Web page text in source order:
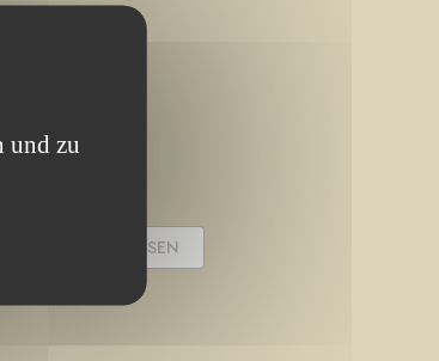
ABGESCHLOSSEN
und zu